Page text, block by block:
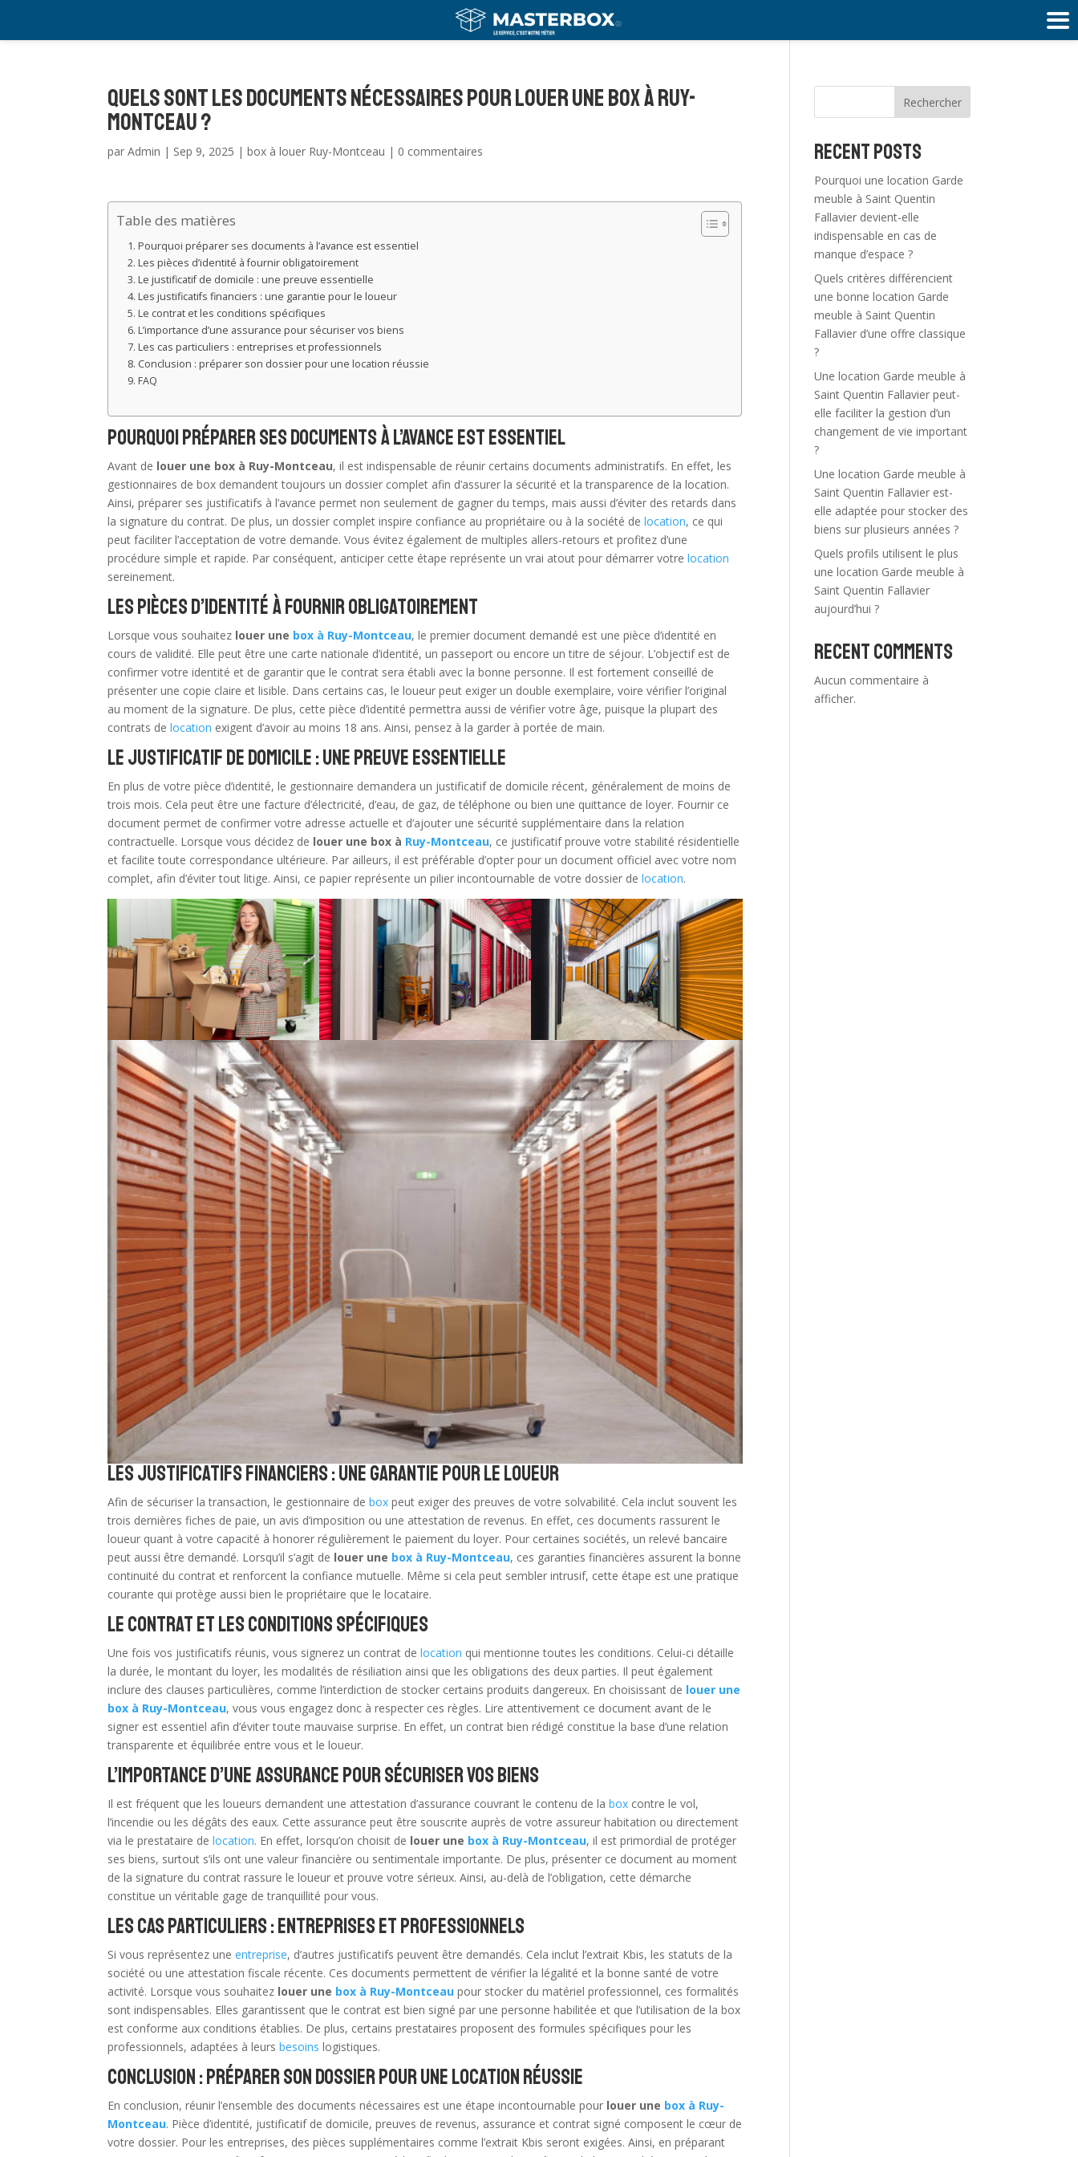
Quels sont les documents nécessaires pour louer une box à Ruy-
Montceau ?
parAdmin | Sep 9, 2025 |box à louer Ruy-Montceau | 0 commentaires
Table des matières
Pourquoi préparer ses documents à l’avance est essentiel
Les pièces d’identité à fournir obligatoirement
Le justificatif de domicile : une preuve essentielle
Les justificatifs financiers : une garantie pour le loueur
Le contrat et les conditions spécifiques
L’importance d’une assurance pour sécuriser vos biens
Les cas particuliers : entreprises et professionnels
Conclusion : préparer son dossier pour une location réussie
FAQ
Pourquoi préparer ses documents à l’avance est essentiel
Avant de louer une box à Ruy-Montceau, il est indispensable de réunir certains documents administratifs. En effet, les
gestionnaires de box demandent toujours un dossier complet afin d’assurer la sécurité et la transparence de la location.
Ainsi, préparer ses justificatifs à l’avance permet non seulement de gagner du temps, mais aussi d’éviter des retards dans
la signature du contrat. De plus, un dossier complet inspire confiance au propriétaire ou à la société delocation, ce qui
peut faciliter l’acceptation de votre demande. Vous évitez également de multiples allers-retours et profitez d’une
procédure simple et rapide. Par conséquent, anticiper cette étape représente un vrai atout pour démarrer votrelocation
sereinement.
Les pièces d’identité à fournir obligatoirement
Lorsque vous souhaitez louer une box à Ruy-Montceau, le premier document demandé est une pièce d’identité en
cours de validité. Elle peut être une carte nationale d’identité, un passeport ou encore un titre de séjour. L’objectif est de
confirmer votre identité et de garantir que le contrat sera établi avec la bonne personne. Il est fortement conseillé de
présenter une copie claire et lisible. Dans certains cas, le loueur peut exiger un double exemplaire, voire vérifier l’original
au moment de la signature. De plus, cette pièce d’identité permettra aussi de vérifier votre âge, puisque la plupart des
contrats delocation exigent d’avoir au moins 18 ans. Ainsi, pensez à la garder à portée de main.
Le justificatif de domicile : une preuve essentielle
En plus de votre pièce d’identité, le gestionnaire demandera un justificatif de domicile récent, généralement de moins de
trois mois. Cela peut être une facture d’électricité, d’eau, de gaz, de téléphone ou bien une quittance de loyer. Fournir ce
document permet de confirmer votre adresse actuelle et d’ajouter une sécurité supplémentaire dans la relation
contractuelle. Lorsque vous décidez de louer une box à Ruy-Montceau, ce justificatif prouve votre stabilité résidentielle
et facilite toute correspondance ultérieure. Par ailleurs, il est préférable d’opter pour un document officiel avec votre nom
complet, afin d’éviter tout litige. Ainsi, ce papier représente un pilier incontournable de votre dossier delocation.
Les justificatifs financiers : une garantie pour le loueur
Afin de sécuriser la transaction, le gestionnaire debox peut exiger des preuves de votre solvabilité. Cela inclut souvent les
trois dernières fiches de paie, un avis d’imposition ou une attestation de revenus. En effet, ces documents rassurent le
loueur quant à votre capacité à honorer régulièrement le paiement du loyer. Pour certaines sociétés, un relevé bancaire
peut aussi être demandé. Lorsqu’il s’agit de louer une box à Ruy-Montceau, ces garanties financières assurent la bonne
continuité du contrat et renforcent la confiance mutuelle. Même si cela peut sembler intrusif, cette étape est une pratique
courante qui protège aussi bien le propriétaire que le locataire.
Le contrat et les conditions spécifiques
Une fois vos justificatifs réunis, vous signerez un contrat delocation qui mentionne toutes les conditions. Celui-ci détaille
la durée, le montant du loyer, les modalités de résiliation ainsi que les obligations des deux parties. Il peut également
inclure des clauses particulières, comme l’interdiction de stocker certains produits dangereux. En choisissant de louer une
box à Ruy-Montceau, vous vous engagez donc à respecter ces règles. Lire attentivement ce document avant de le
signer est essentiel afin d’éviter toute mauvaise surprise. En effet, un contrat bien rédigé constitue la base d’une relation
transparente et équilibrée entre vous et le loueur.
L’importance d’une assurance pour sécuriser vos biens
Il est fréquent que les loueurs demandent une attestation d’assurance couvrant le contenu de labox contre le vol,
l’incendie ou les dégâts des eaux. Cette assurance peut être souscrite auprès de votre assureur habitation ou directement
via le prestataire delocation. En effet, lorsqu’on choisit de louer une box à Ruy-Montceau, il est primordial de protéger
ses biens, surtout s’ils ont une valeur financière ou sentimentale importante. De plus, présenter ce document au moment
de la signature du contrat rassure le loueur et prouve votre sérieux. Ainsi, au-delà de l’obligation, cette démarche
constitue un véritable gage de tranquillité pour vous.
Les cas particuliers : entreprises et professionnels
Si vous représentez uneentreprise, d’autres justificatifs peuvent être demandés. Cela inclut l’extrait Kbis, les statuts de la
société ou une attestation fiscale récente. Ces documents permettent de vérifier la légalité et la bonne santé de votre
activité. Lorsque vous souhaitez louer une box à Ruy-Montceau pour stocker du matériel professionnel, ces formalités
sont indispensables. Elles garantissent que le contrat est bien signé par une personne habilitée et que l’utilisation de la box
est conforme aux conditions établies. De plus, certains prestataires proposent des formules spécifiques pour les
professionnels, adaptées à leursbesoins logistiques.
Conclusion : préparer son dossier pour une location réussie
En conclusion, réunir l’ensemble des documents nécessaires est une étape incontournable pour louer une box à Ruy-
Montceau. Pièce d’identité, justificatif de domicile, preuves de revenus, assurance et contrat signé composent le cœur de
votre dossier. Pour les entreprises, des pièces supplémentaires comme l’extrait Kbis seront exigées. Ainsi, en préparant
Rechercher
Recent Posts
Pourquoi une location Garde
meuble à Saint Quentin
Fallavier devient-elle
indispensable en cas de
manque d’espace ?
Quels critères différencient
une bonne location Garde
meuble à Saint Quentin
Fallavier d’une offre classique
?
Une location Garde meuble à
Saint Quentin Fallavier peut-
elle faciliter la gestion d’un
changement de vie important
?
Une location Garde meuble à
Saint Quentin Fallavier est-
elle adaptée pour stocker des
biens sur plusieurs années ?
Quels profils utilisent le plus
une location Garde meuble à
Saint Quentin Fallavier
aujourd’hui ?
Recent Comments
Aucun commentaire à
afficher.